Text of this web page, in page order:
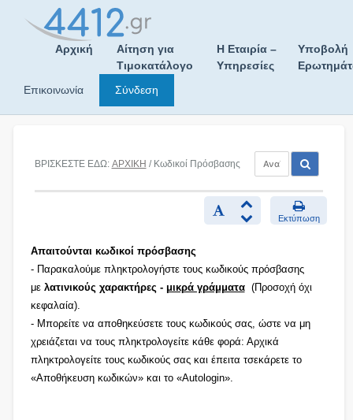
Αρχική
Αίτηση για
Τιμοκατάλογο
Η Εταιρία –
Υπηρεσίες
Υποβολή
Επικοινωνία
Σύνδεση
ΒΡΙΣΚΕΣΤΕ ΕΔΩ: ΑΡΧΙΚΗ / Κωδικοί Πρόσβασης
Εκτύπωση
Απαιτούνται κωδικοί πρόσβασης
- Παρακαλούμε πληκτρολογήστε τους κωδικούς πρόσβασης
με λατινικούς χαρακτήρες - μικρά γράμματα(Προσοχή όχι
κεφαλαία).
- Μπορείτε να αποθηκεύσετε τους κωδικούς σας, ώστε να μη
χρειάζεται να τους πληκτρολογείτε κάθε φορά: Αρχικά
πληκτρολογείτε τους κωδικούς σας και έπειτα τσεκάρετε το
«Αποθήκευση κωδικών» και το «Autologin».